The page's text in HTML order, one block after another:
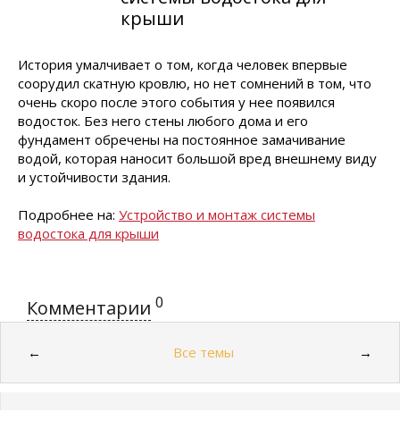
крыши
История умалчивает о том, когда человек впервые
соорудил скатную кровлю, но нет сомнений в том, что
очень скоро после этого события у нее появился
водосток. Без него стены любого дома и его
фундамент обречены на постоянное замачивание
водой, которая наносит большой вред внешнему виду
и устойчивости здания.
Подробнее на: Устройство и монтаж системы
водостока для крыши
Комментарии 0
← Все темы →